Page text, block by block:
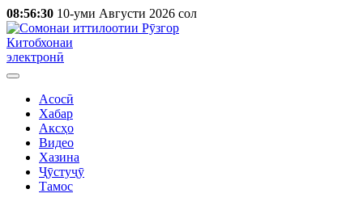
08:56:30 10-уми Августи 2026 сол
Китобхонаи
электронӣ
Асосӣ
Хабар
Аксҳо
Видео
Хазина
Ҷӯстуҷӯ
Тамос